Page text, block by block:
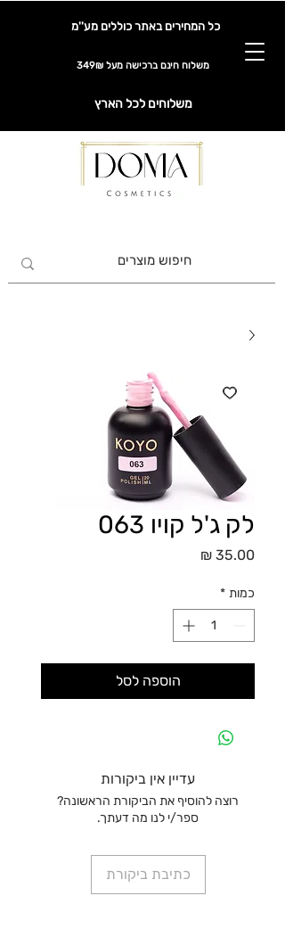
כל המחירים באתר כוללים מע''מ
משלוח חינם ברכישה מעל 349₪
משלוחים לכל הארץ
לק ג'ל קויו 063
כמות *
הוספה לסל
עדיין אין ביקורות
רוצה להוסיף את הביקורת הראשונה?
ספר/י לנו מה דעתך.
כתיבת ביקורת